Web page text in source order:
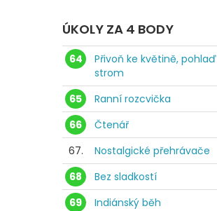
ÚKOLY ZA 4 BODY
64
Přivoň ke květině, pohlaď
strom
65
Ranní rozcvička
66
Čtenář
67.
Nostalgické přehrávače
68
Bez sladkostí
69
Indiánský běh